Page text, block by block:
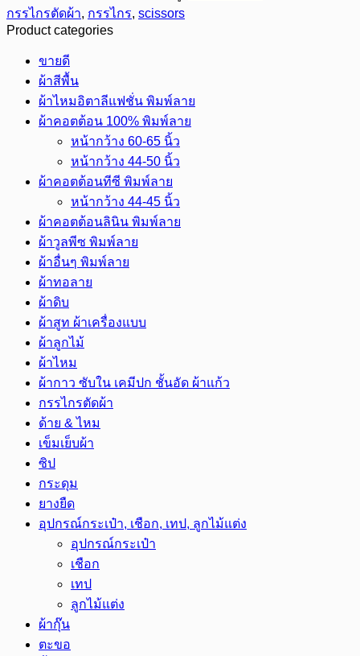
ผ้า
อย่าง
ขนาด
10
นิ้ว
กรรไกรตัดผ้า, กรรไกร, scissors
Product categories
ขายดี
ผ้าสีพื้น
ผ้าไหมอิตาลีแฟชั่น พิมพ์ลาย
ผ้าคอตต้อน 100% พิมพ์ลาย
หน้ากว้าง 60-65 นิ้ว
หน้ากว้าง 44-50 นิ้ว
ผ้าคอตต้อนทีซี พิมพ์ลาย
หน้ากว้าง 44-45 นิ้ว
ผ้าคอตต้อนลินิน พิมพ์ลาย
ผ้าวูลพีซ พิมพ์ลาย
ผ้าอื่นๆ พิมพ์ลาย
ผ้าทอลาย
ผ้าดิบ
ผ้าสูท ผ้าเครื่องแบบ
ผ้าลูกไม้
ผ้าไหม
ผ้ากาว ซับใน เคมีปก ชั้นอัด ผ้าแก้ว
กรรไกรตัดผ้า
ด้าย & ไหม
เข็มเย็บผ้า
ซิป
กระดุม
ยางยืด
อุปกรณ์กระเป๋า, เชือก, เทป, ลูกไม้แต่ง
อุปกรณ์กระเป๋า
เชือก
เทป
ลูกไม้แต่ง
ผ้ากุ๊น
ตะขอ